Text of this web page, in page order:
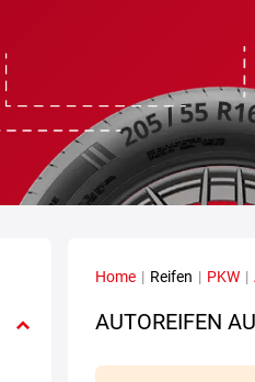
Home | Reifen | PKW |
AUTOREIFEN